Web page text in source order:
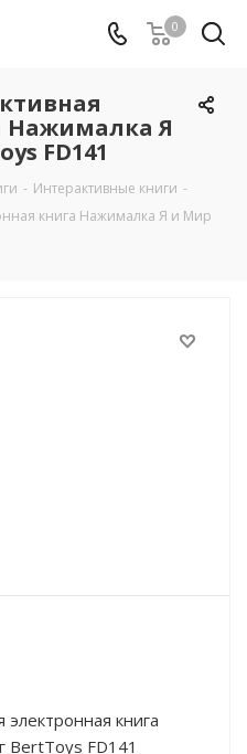
0
Нажималка Я
FD141
- Интерактивные книги -
книга Нажималка Я и Мир
книга
BertToys FD141